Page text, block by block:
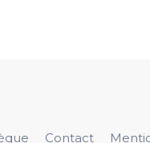
Contact